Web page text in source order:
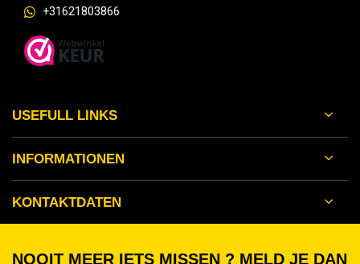
+31621803866
USEFULL LINKS
INFORMATIONEN
KONTAKTDATEN
NOOIT MEER IETS MISSEN ? MELD JE DAN